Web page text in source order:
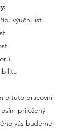
výuční list
o tuto pracovní
přiložený
vás budeme